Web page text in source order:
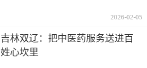
2026-02-05
吉林双辽：把中医药服务送进百
姓心坎里